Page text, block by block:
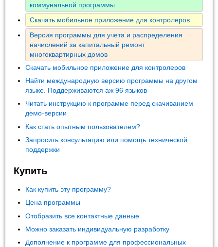
коммунальной программы
Скачать мобильное приложение для контролеров
Версия программы для учета и распределения
начислений за капитальный ремонт
многоквартирных домов
Скачать мобильное приложение для контролеров
Найти международную версию программы на другом
языке. Поддерживаются аж 96 языков
Читать инструкцию к программе перед скачиванием
демо-версии
Как стать опытным пользователем?
Запросить консультацию или помощь технической
поддержки
Купить
Как купить эту программу?
Цена программы
Отобразить все контактные данные
Можно заказать индивидуальную разработку
Дополнение к программе для профессиональных